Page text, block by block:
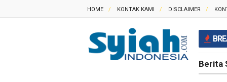
HOME KONTAK KAMI DISCLAIMER
Berita